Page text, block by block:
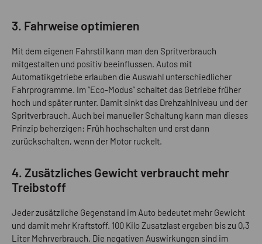
3. Fahrweise optimieren
Mit dem eigenen Fahrstil kann man den Spritverbrauch
mitgestalten und positiv beeinflussen. Autos mit
Automatikgetriebe erlauben die Auswahl unterschiedlicher
Fahrprogramme. Im “Eco-Modus” schaltet das Getriebe früher
hoch und später runter. Damit sinkt das Drehzahlniveau und der
Spritverbrauch. Auch bei manueller Schaltung kann man dieses
Prinzip beherzigen: Früh hochschalten und erst dann
zurückschalten, wenn der Motor ruckelt.
4. Zusätzliches Gewicht verbraucht mehr
Treibstoff
Jeder zusätzliche Gegenstand im Auto bedeutet mehr Gewicht
und damit mehr Kraftstoff. 100 Kilo Zusatzlast ergeben bis zu 0,3
Liter Mehrverbrauch. Die negativen Auswirkungen sind im